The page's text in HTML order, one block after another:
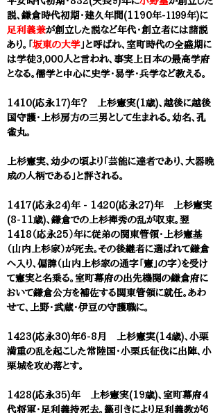
説、鎌倉時代初期・建久年間(1190年-１１９９年)に
足利義兼が創立した説など年代・創立者には諸説
あり。「 坂東の大学 」と呼ばれ、室町時代の全盛期に
は学徒3,000人と言われ、事実上日本の最高学府
となる。儒学と中心に史学・易学・兵学など教える。
1410(応永17)年？ 上杉憲実(1歳)、越後に越後
国守護・上杉房方の三男として生まれる。幼名、孔
雀丸。
上杉憲実、幼少の頃より「芸能に達者であり、大器晩
成の人柄である」と評される。
1417(応永24)年 - 1420(応永27)年 上杉憲実
(8-11歳)、鎌倉での上杉禅秀の乱が収束。翌
1418（応永25）年に従弟の関東管領・上杉憲基
（山内上杉家）が死去。その後継者に選ばれて鎌倉
へ入り、偏諱（山内上杉家の通字「憲」の字）を受け
て憲実と名乗る。室町幕府の出先機関の鎌倉府に
おいて鎌倉公方を補佐する関東管領に就任。あわ
せて、上野・武蔵・伊豆の守護職に。
1423(応永30)年6-8月 上杉憲実(14歳)、小栗
満重の乱を起こした常陸国・小栗氏征伐に出陣、小
栗城を攻め落とす。
1428(応永35)年 上杉憲実(19歳)、室町幕府4
代将軍・足利義持死去。籤引きにより足利義教が6